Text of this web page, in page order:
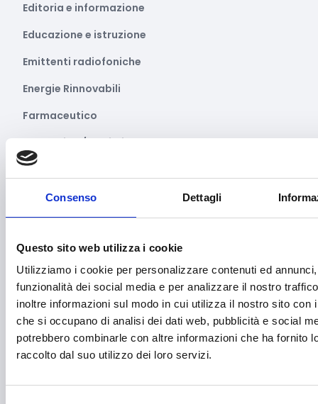
Consenso Dettagli
Questo sito web utilizza i cookie
Utilizziamo i cookie per personalizzare contenuti ed
funzionalità dei social media e per analizzare il nostro
inoltre informazioni sul modo in cui utilizza il nostro sito con
che si occupano di analisi dei dati web, pubblicità e social
potrebbero combinarle con altre informazioni che ha fornito
raccolto dal suo utilizzo dei loro servizi.
Editoria e informazione
Educazione e istruzione
Emittenti radiofoniche
Energie Rinnovabili
Farmaceutico
Farmacia e/o chimica
Fashion
Festival e mostre
Formazione e lavoro
Fotovoltaico
Gastronomia
Giustizia e sicurezza
Green economy
Impianti sportivi